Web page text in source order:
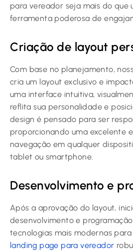
para vereador seja mais do que
ferramenta poderosa de
Criação de layout
Com base no planejamento,
cria um layout exclusivo e
uma interface intuitiva,
reflita sua personalidade e
design é pensado para ser
proporcionando uma excelente
navegação em qualquer
tablet ou smartphone.
Desenvolvimento e
Após a aprovação do layout,
desenvolvimento e
tecnologias mais modernas
landing page para vereador